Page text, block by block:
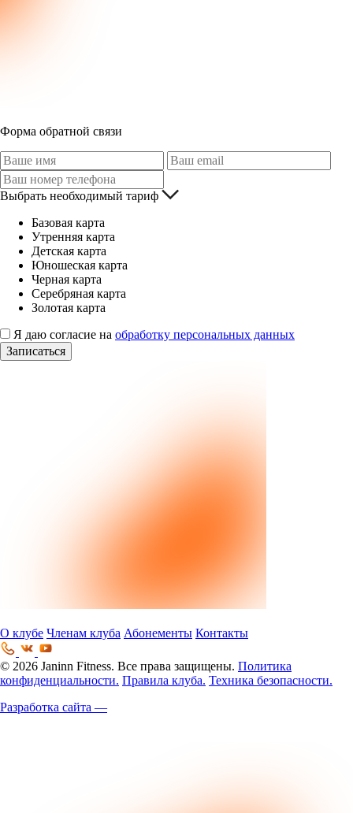
Форма обратной связи
Выбрать необходимый тариф
Базовая карта
Утренняя карта
Детская карта
Юношеская карта
Черная карта
Серебряная карта
Золотая карта
Я даю согласие на обработку персональных данных
Записаться
О клубе Членам клуба Абонементы Контакты
© 2026 Janinn Fitness. Все права защищены. Политика
конфиденциальности. Правила клуба. Техника безопасности.
Разработка сайта —